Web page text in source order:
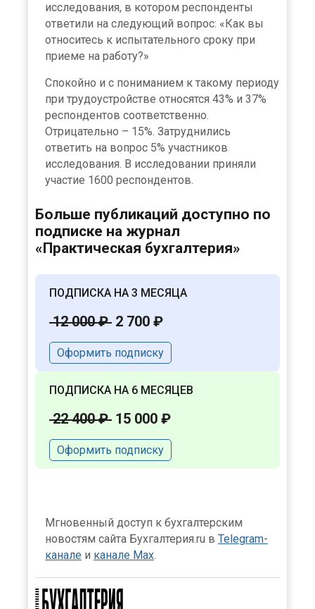
исследования, в котором респонденты
ответили на следующий вопрос: «Как вы
относитесь к испытательного сроку при
приеме на работу?»
Спокойно и с пониманием к такому периоду
при трудоустройстве относятся 43% и 37%
респондентов соответственно.
Отрицательно – 15%. Затруднились
ответить на вопрос 5% участников
исследования. В исследовании приняли
участие 1600 респондентов.
Больше публикаций доступно по
подписке на журнал
«Практическая бухгалтерия»
ПОДПИСКА НА 3 МЕСЯЦА
12 000 ₽ 2 700 ₽
Оформить подписку
ПОДПИСКА НА 6 МЕСЯЦЕВ
22 400 ₽ 15 000 ₽
Оформить подписку
Мгновенный доступ к бухгалтерским
новостям сайта Бухгалтерия.ru в Telegram-
канале и канале Max.